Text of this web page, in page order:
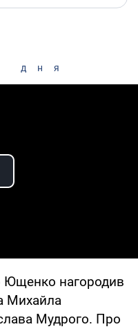
дня
Video
Ющенко нагородив
Михайла
Мудрого. Про